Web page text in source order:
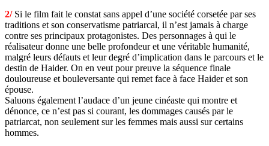
2/Si le film fait le constat sans appel d’une société corsetée par ses
traditions et son conservatisme patriarcal, il n’est jamais à charge
contre ses principaux protagonistes. Des personnages à qui le
réalisateur donne une belle profondeur et une véritable humanité,
malgré leurs défauts et leur degré d’implication dans le parcours et le
destin de Haider. On en veut pour preuve la séquence finale
douloureuse et bouleversante qui remet face à face Haider et son
épouse.
Saluons également l’audace d’un jeune cinéaste qui montre et
dénonce, ce n’est pas si courant, les dommages causés par le
patriarcat, non seulement sur les femmes mais aussi sur certains
hommes.